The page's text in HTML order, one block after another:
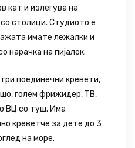
кат и излегува на
столици. Студиото е
имате лежалки и
нарачка на пијалок.
поединечни кревети,
голем фрижидер, ТВ,
ВЦ со туш. Има
креветче за дете до 3
на море.